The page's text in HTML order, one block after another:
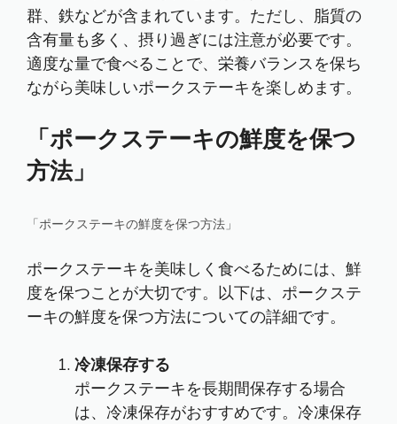
群、鉄などが含まれています。ただし、脂質の
含有量も多く、摂り過ぎには注意が必要です。
適度な量で食べることで、栄養バランスを保ち
ながら美味しいポークステーキを楽しめます。
「ポークステーキの鮮度を保つ
方法」
「ポークステーキの鮮度を保つ方法」
ポークステーキを美味しく食べるためには、鮮
度を保つことが大切です。以下は、ポークステ
ーキの鮮度を保つ方法についての詳細です。
冷凍保存する
ポークステーキを長期間保存する場合
は、冷凍保存がおすすめです。冷凍保存